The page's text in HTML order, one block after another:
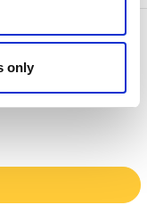
only